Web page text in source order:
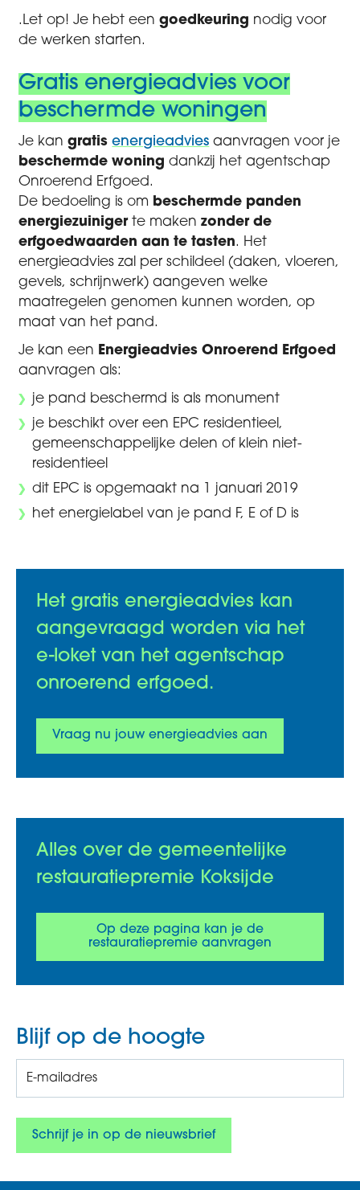
.Let op! Je hebt eengoedkeuring nodig voor
de werken starten.
Gratis energieadvies voor
beschermde woningen
Je kangratis energieadvies aanvragen voor je
beschermde woningdankzij het agentschap
Onroerend Erfgoed.
De bedoeling is om beschermde panden
energiezuinigerte makenzonder de
erfgoedwaarden aan te tasten. Het
energieadvies zal per schildeel (daken, vloeren,
gevels, schrijnwerk) aangeven welke
maatregelen genomen kunnen worden, op
maat van het pand.
Je kan een Energieadvies Onroerend Erfgoed
aanvragen als:
je pand beschermd is als monument
je beschikt over een EPC residentieel,
gemeenschappelijke delen of klein niet-
residentieel
dit EPC is opgemaakt na 1 januari 2019
het energielabel van je pand F, E of D is
Het gratis energieadvies kan
aangevraagd worden via het
e-loket van het agentschap
onroerend erfgoed.
Vraag nu jouw energieadvies aan
Alles over de gemeentelijke
restauratiepremie Koksijde
Op deze pagina kan je de
restauratiepremie aanvragen
Blijf op de hoogte